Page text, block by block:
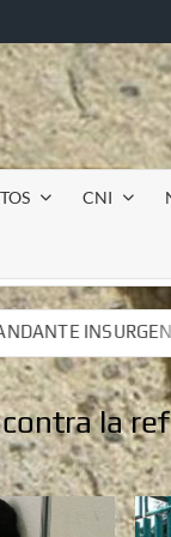
CNI
A LUIS DE
A LUIS DE
la